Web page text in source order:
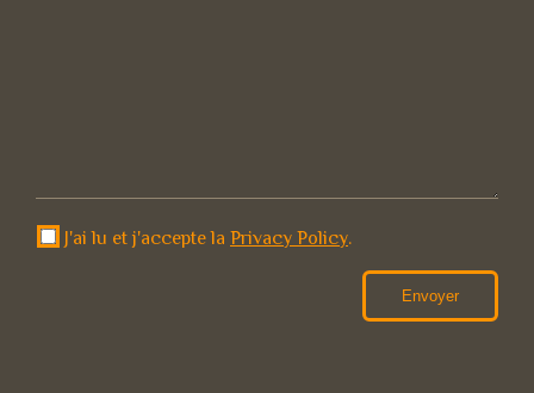
J'ai lu et j'accepte la Privacy Policy.